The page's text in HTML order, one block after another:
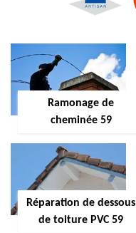
Ramonage de
cheminée 59
Réparation de dessous
de toiture PVC 59